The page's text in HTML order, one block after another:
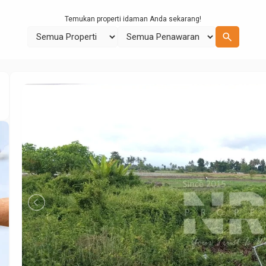
Temukan properti idaman Anda sekarang!
search